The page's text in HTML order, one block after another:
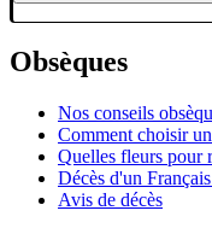
Obsèques
Nos conseils
Comment choisir
Quelles fleurs pour
Décès d'un
Avis de décès